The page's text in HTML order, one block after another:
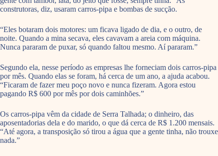
construtoras, diz, usaram carros-pipa e bombas de sucção.
“Eles botaram dois motores: um ficava ligado de dia, e o outro, de
noite. Quando a mina secava, eles cavavam a areia com máquina.
Nunca pararam de puxar, só quando faltou mesmo. Aí pararam.”
Segundo ela, nesse período as empresas lhe forneciam dois carros-pipa
por mês. Quando elas se foram, há cerca de um ano, a ajuda acabou.
“Ficaram de fazer meu poço novo e nunca fizeram. Agora estou
pagando R$ 600 por mês por dois caminhões.”
Os carros-pipa vêm da cidade de Serra Talhada; o dinheiro, das
aposentadorias dela e do marido, o que dá cerca de R$ 1.200 mensais.
“Até agora, a transposição só tirou a água que a gente tinha, não trouxe
nada.”